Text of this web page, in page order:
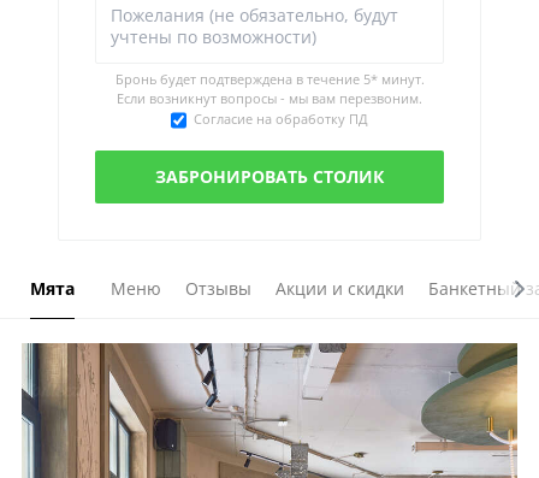
Бронь будет подтверждена в течение 5* минут.
Если возникнут вопросы - мы вам перезвоним.
Согласие на обработку ПД
Мята Меню Отзывы Акции и скидки Банкетный